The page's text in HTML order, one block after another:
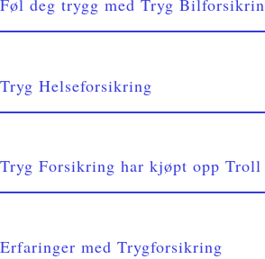
Føl deg trygg med Tryg
Tryg Helseforsikring
Tryg Forsikring har kjøpt opp Troll
Erfaringer med Trygforsikring